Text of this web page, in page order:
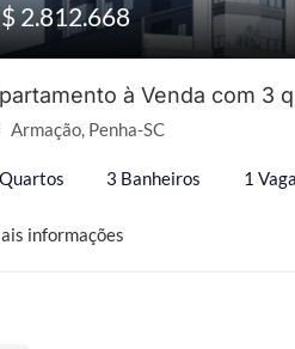
2.812.668
à Venda com 3
Armação, Penha-SC
3 Banheiros 1 Vaga
informações